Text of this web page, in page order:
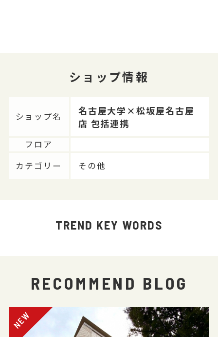
ショップ情報
ショップ名
名古屋大学×松坂屋名古屋
店 包括連携
フロア
カテゴリー
その他
TREND KEY WORDS
RECOMMEND BLOG